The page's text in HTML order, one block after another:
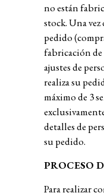
no están
stock. Una
pedido
fabricación de
ajustes de
realiza su
máximo de 3
detalles de
su pedido.
PROCESO
Para realizar